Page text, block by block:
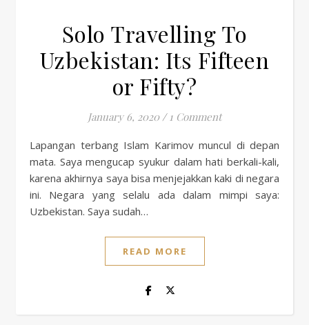
Solo Travelling To
Uzbekistan: Its Fifteen
or Fifty?
January 6, 2020 / 1 Comment
Lapangan terbang Islam Karimov muncul di depan
mata. Saya mengucap syukur dalam hati berkali-kali,
karena akhirnya saya bisa menjejakkan kaki di negara
ini. Negara yang selalu ada dalam mimpi saya:
Uzbekistan. Saya sudah…
READ MORE